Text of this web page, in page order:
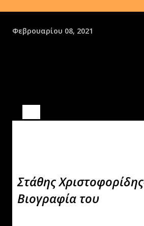
Φεβρουαρίου 08, 2021
Στάθης
Βιογραφία του